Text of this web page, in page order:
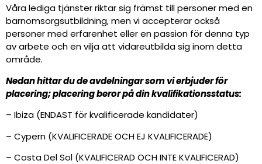
Våra lediga tjänster riktar sig främst till personer med en
barnomsorgsutbildning, men vi accepterar också
personer med erfarenhet eller en passion för denna typ
av arbete och en vilja att vidareutbilda sig inom detta
område.
Nedan hittar du de avdelningar som vi erbjuder för
placering; placering beror på din kvalifikationsstatus:
– Ibiza (ENDAST för kvalificerade kandidater)
– Cypern (KVALIFICERADE OCH EJ KVALIFICERADE)
– Costa Del Sol (KVALIFICERAD OCH INTE KVALIFICERAD)